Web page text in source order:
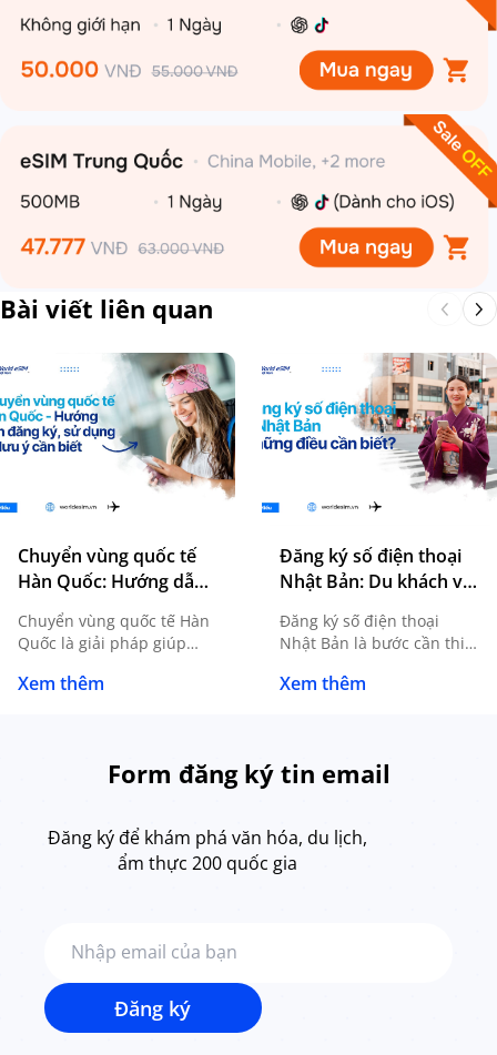
Bài viết liên quan
Chuyển vùng quốc tế
Hàn Quốc: Hướng dẫn
đăng ký, sử dụng và
lưu ý cần biết
Chuyển vùng quốc tế Hàn
Quốc là giải pháp giúp
dụng SIM Việt Nam khi du
ổn định và hạn chế phát
cách […]
Xem thêm
Đăng ký số điện thoại
Nhật Bản: Du khách và
Đăng ký số điện thoại
Nhật Bản là bước cần thiết
lao động, khách du lịch
số điện thoại nội địa
Xem thêm
Form đăng ký tin email
Đăng ký để khám phá văn hóa, du lịch,
ẩm thực 200 quốc gia
Đăng ký